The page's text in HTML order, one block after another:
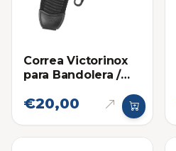
Correa Victorinox
para Bandolera /
€20,00